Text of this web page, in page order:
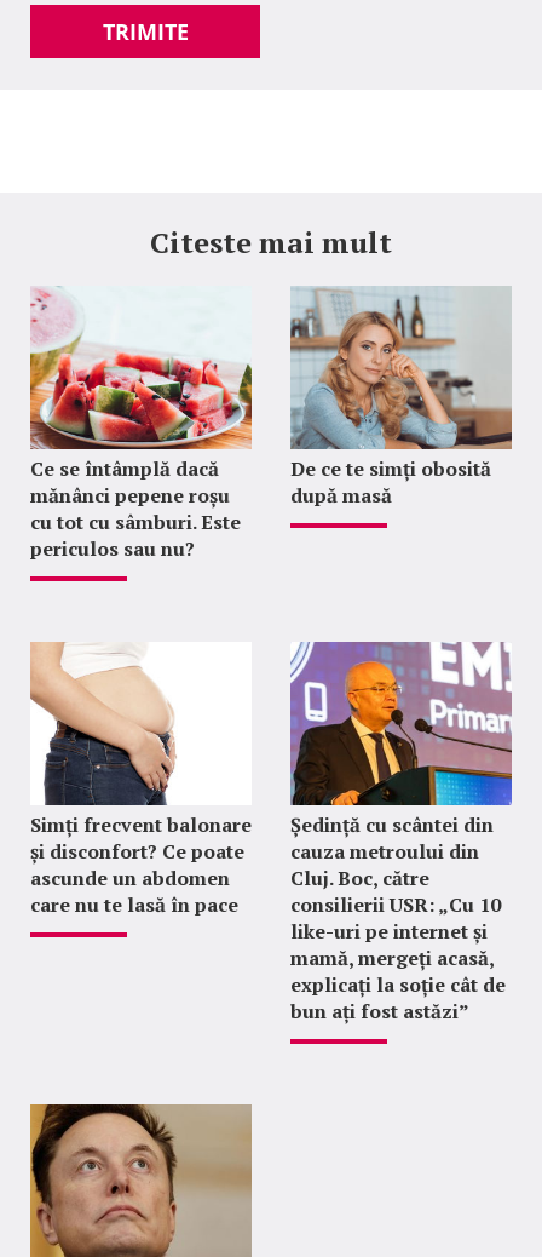
TRIMITE
Citeste mai mult
Ce se întâmplă dacă
mănânci pepene roșu
cu tot cu sâmburi. Este
periculos sau nu?
De ce te simți obosită
după masă
Simți frecvent balonare
și disconfort? Ce poate
ascunde un abdomen
care nu te lasă în pace
Ședință cu scântei din
cauza metroului din
Cluj. Boc, către
consilierii USR: „Cu 10
like-uri pe internet și
mamă, mergeți acasă,
explicați la soție cât de
bun ați fost astăzi”